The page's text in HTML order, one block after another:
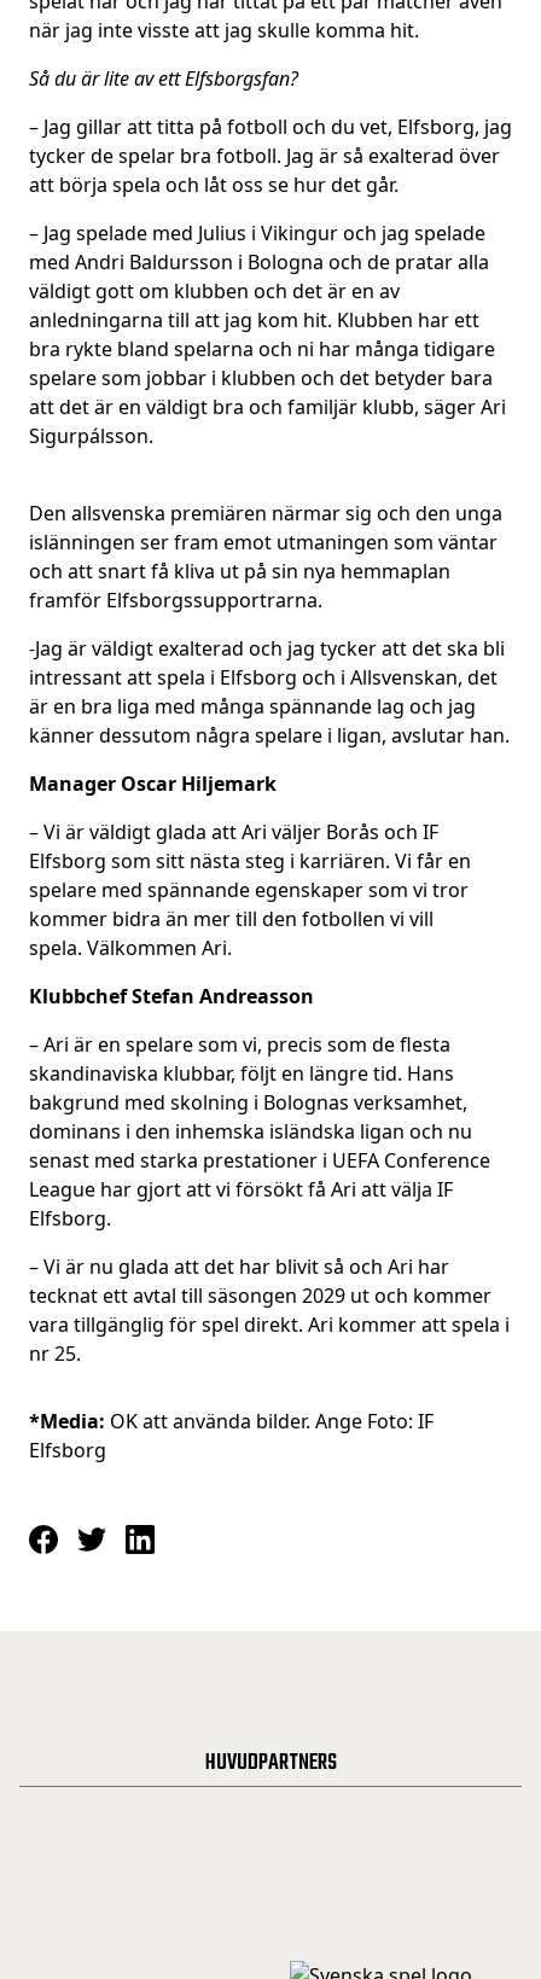
när jag inte visste att jag skulle komma hit.
Så du är lite av ett Elfsborgsfan?
– Jag gillar att titta på fotboll och du vet, Elfsborg, jag
tycker de spelar bra fotboll. Jag är så exalterad över
att börja spela och låt oss se hur det går.
– Jag spelade med Julius i Vikingur och jag spelade
med Andri Baldursson i Bologna och de pratar alla
väldigt gott om klubben och det är en av
anledningarna till att jag kom hit. Klubben har ett
bra rykte bland spelarna och ni har många tidigare
spelare som jobbar i klubben och det betyder bara
att det är en väldigt bra och familjär klubb, säger Ari
Sigurpálsson.
Den allsvenska premiären närmar sig och den unga
islänningen ser fram emot utmaningen som väntar
och att snart få kliva ut på sin nya hemmaplan
framför Elfsborgssupportrarna.
-Jag är väldigt exalterad och jag tycker att det ska bli
intressant att spela i Elfsborg och i Allsvenskan, det
är en bra liga med många spännande lag och jag
känner dessutom några spelare i ligan, avslutar han.
Manager Oscar Hiljemark
– Vi är väldigt glada att Ari väljer Borås och IF
Elfsborg som sitt nästa steg i karriären. Vi får en
spelare med spännande egenskaper som vi tror
kommer bidra än mer till den fotbollen vi vill
spela. Välkommen Ari.
Klubbchef Stefan Andreasson
– Ari är en spelare som vi, precis som de flesta
skandinaviska klubbar, följt en längre tid. Hans
bakgrund med skolning i Bolognas verksamhet,
dominans i den inhemska isländska ligan och nu
senast med starka prestationer i UEFA Conference
League har gjort att vi försökt få Ari att välja IF
Elfsborg.
– Vi är nu glada att det har blivit så och Ari har
tecknat ett avtal till säsongen 2029 ut och kommer
vara tillgänglig för spel direkt. Ari kommer att spela i
nr 25.
*Media: OK att använda bilder. Ange Foto: IF
Elfsborg
HUVUDPARTNERS